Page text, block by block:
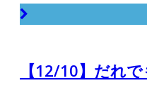
【12/10】だれ